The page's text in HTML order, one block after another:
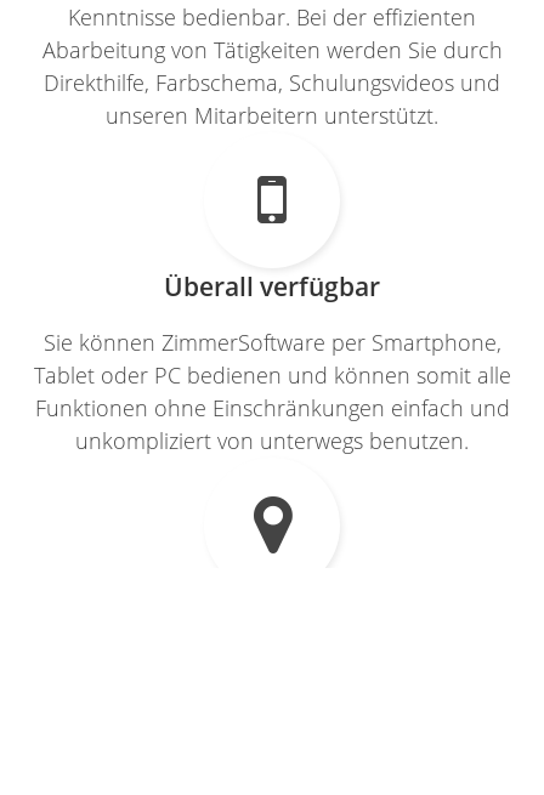
Kenntnisse bedienbar. Bei der effizienten
Abarbeitung von Tätigkeiten werden Sie durch
Direkthilfe, Farbschema, Schulungsvideos und
unseren Mitarbeitern unterstützt.

Überall verfügbar
Sie können ZimmerSoftware per Smartphone,
Tablet oder PC bedienen und können somit alle
Funktionen ohne Einschränkungen einfach und
unkompliziert von unterwegs benutzen.
